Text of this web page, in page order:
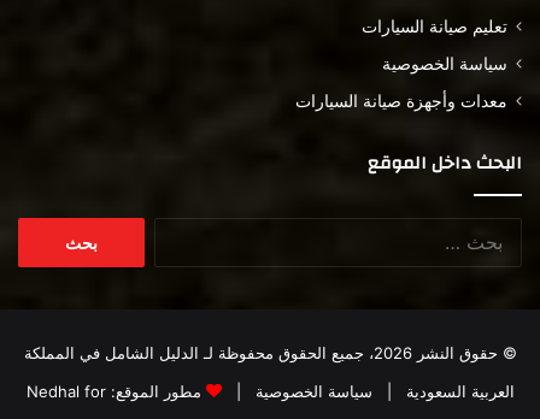
تعليم صيانة السيارات
سياسة الخصوصية
معدات وأجهزة صيانة السيارات
البحث داخل الموقع
© حقوق النشر 2026، جميع الحقوق محفوظة لـ
الدليل الشامل في المملكة
العربية السعودية
سياسة الخصوصية | مطور الموقع:Nedhal for